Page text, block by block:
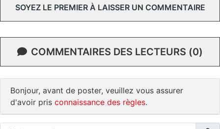
SOYEZ LE PREMIER À LAISSER UN COMMENTAIRE
COMMENTAIRES DES LECTEURS (0)
Bonjour, avant de poster, veuillez vous assurer
d'avoir pris connaissance des règles.